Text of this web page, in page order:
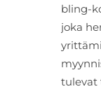
bling-
joka
tulevat